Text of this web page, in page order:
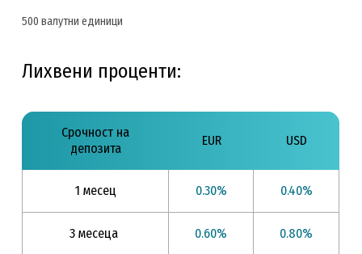
500 валутни единици
Лихвени проценти:
Срочност на
депозита
EUR USD
1 месец 0.30% 0.40%
3 месеца 0.60% 0.80%